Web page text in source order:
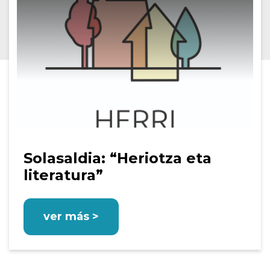
Solasaldia: “Heriotza eta
literatura”
ver más >